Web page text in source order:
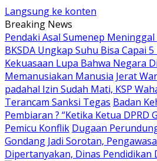
Langsung ke konten
Breaking News
Pendaki Asal Sumenep
BKSDA Ungkap Suhu Bisa Capai
Kekuasaan Lupa Bahwa Negara
Memanusiakan Manusia Jerat
padahal Izin Sudah Mati, KSP
Terancam Sanksi Tegas Badan
Pembiaran ? “Ketika Ketua DPRD
Pemicu Konflik Dugaan
Gondang Jadi Sorotan,
Dipertanyakan, Dinas